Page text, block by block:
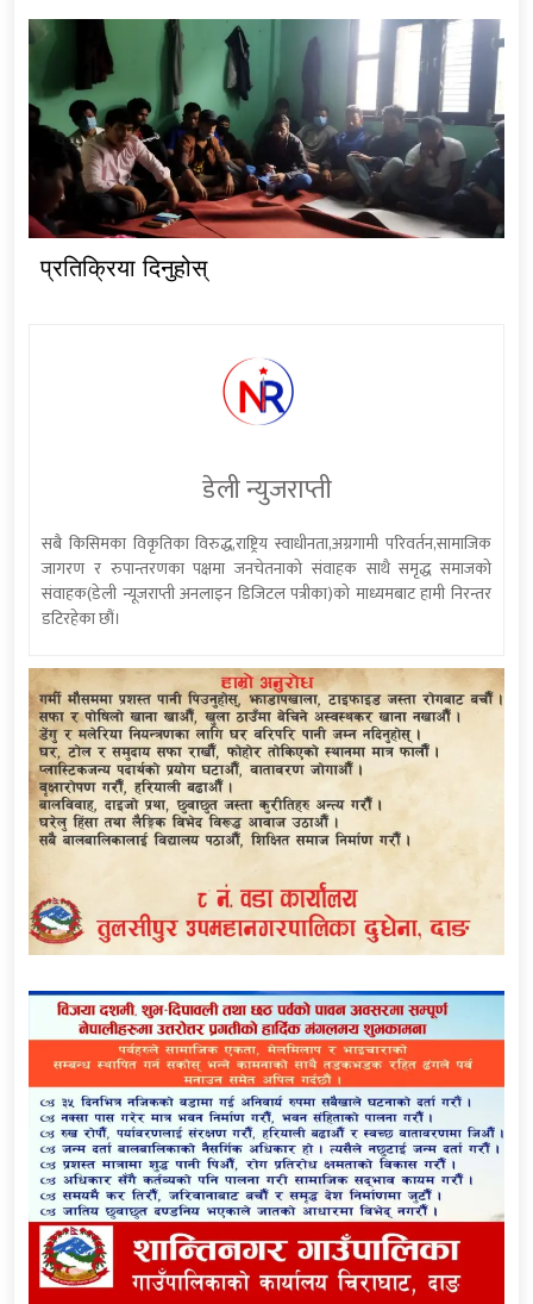
प्रतिक्रिया दिनुहोस्
डेली न्युजराप्ती
सबै किसिमका विकृतिका विरुद्ध,राष्ट्रिय स्वाधीनता,अग्रगामी परिवर्तन,सामाजिक
जागरण र रुपान्तरणका पक्षमा जनचेतनाको संवाहक साथै समृद्ध समाजको
संवाहक(डेली न्यूजराप्ती अनलाइन डिजिटल पत्रीका)को माध्यमबाट हामी निरन्तर
डटिरहेका छौं।